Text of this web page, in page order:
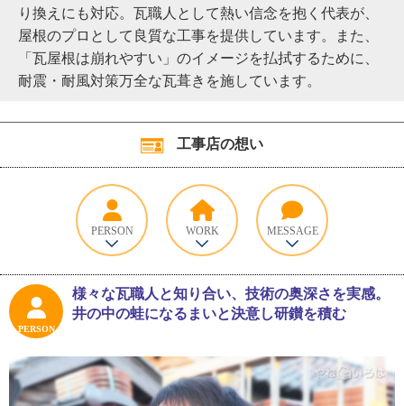
り換えにも対応。瓦職人として熱い信念を抱く代表が、
屋根のプロとして良質な工事を提供しています。また、
「瓦屋根は崩れやすい」のイメージを払拭するために、
耐震・耐風対策万全な瓦葺きを施しています。
工事店の想い
PERSON WORK MESSAGE
PERSON
様々な瓦職人と知り合い、技術の奥深さを実感。
井の中の蛙になるまいと決意し研鑚を積む